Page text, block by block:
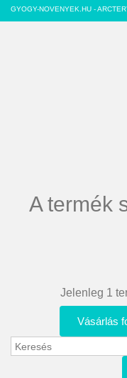
GYOGY-NOVENYEK.HU -
A termék
Jelenleg 1
Vásárlás